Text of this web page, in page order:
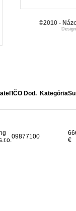
IČO Dod. Kategória
09877100
€
©2010 -